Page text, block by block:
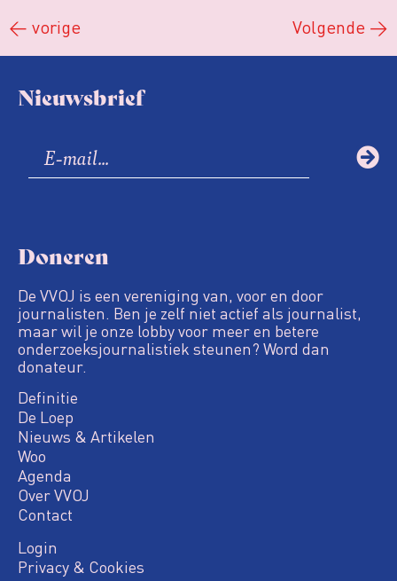
← vorige Volgende →
Nieuwsbrief
Doneren
De VVOJ is een vereniging van, voor en door
journalisten. Ben je zelf niet actief als journalist,
maar wil je onze lobby voor meer en betere
onderzoeksjournalistiek steunen? Word dan
donateur.
Definitie
De Loep
Nieuws & Artikelen
Woo
Agenda
Over VVOJ
Contact
Login
Privacy & Cookies